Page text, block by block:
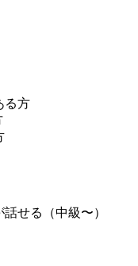
る方
せる（中級〜）